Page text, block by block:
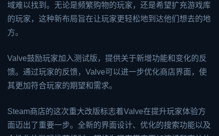
域难以找到。无论是频繁购物的玩家，还是希望扩充游戏库
的玩家，这种新布局旨在让玩家更轻松地到达他们想去的地
方。
Valve鼓励玩家加入测试版，提供关于新增功能和变化的反
馈。通过玩家的反馈，Valve可以进一步优化商店界面，使
其更加符合玩家的期望和需求。
Steam商店的这次重大改版标志着Valve在提升玩家体验方
面迈出了重要一步。全新的界面设计、优化的搜索功能以及